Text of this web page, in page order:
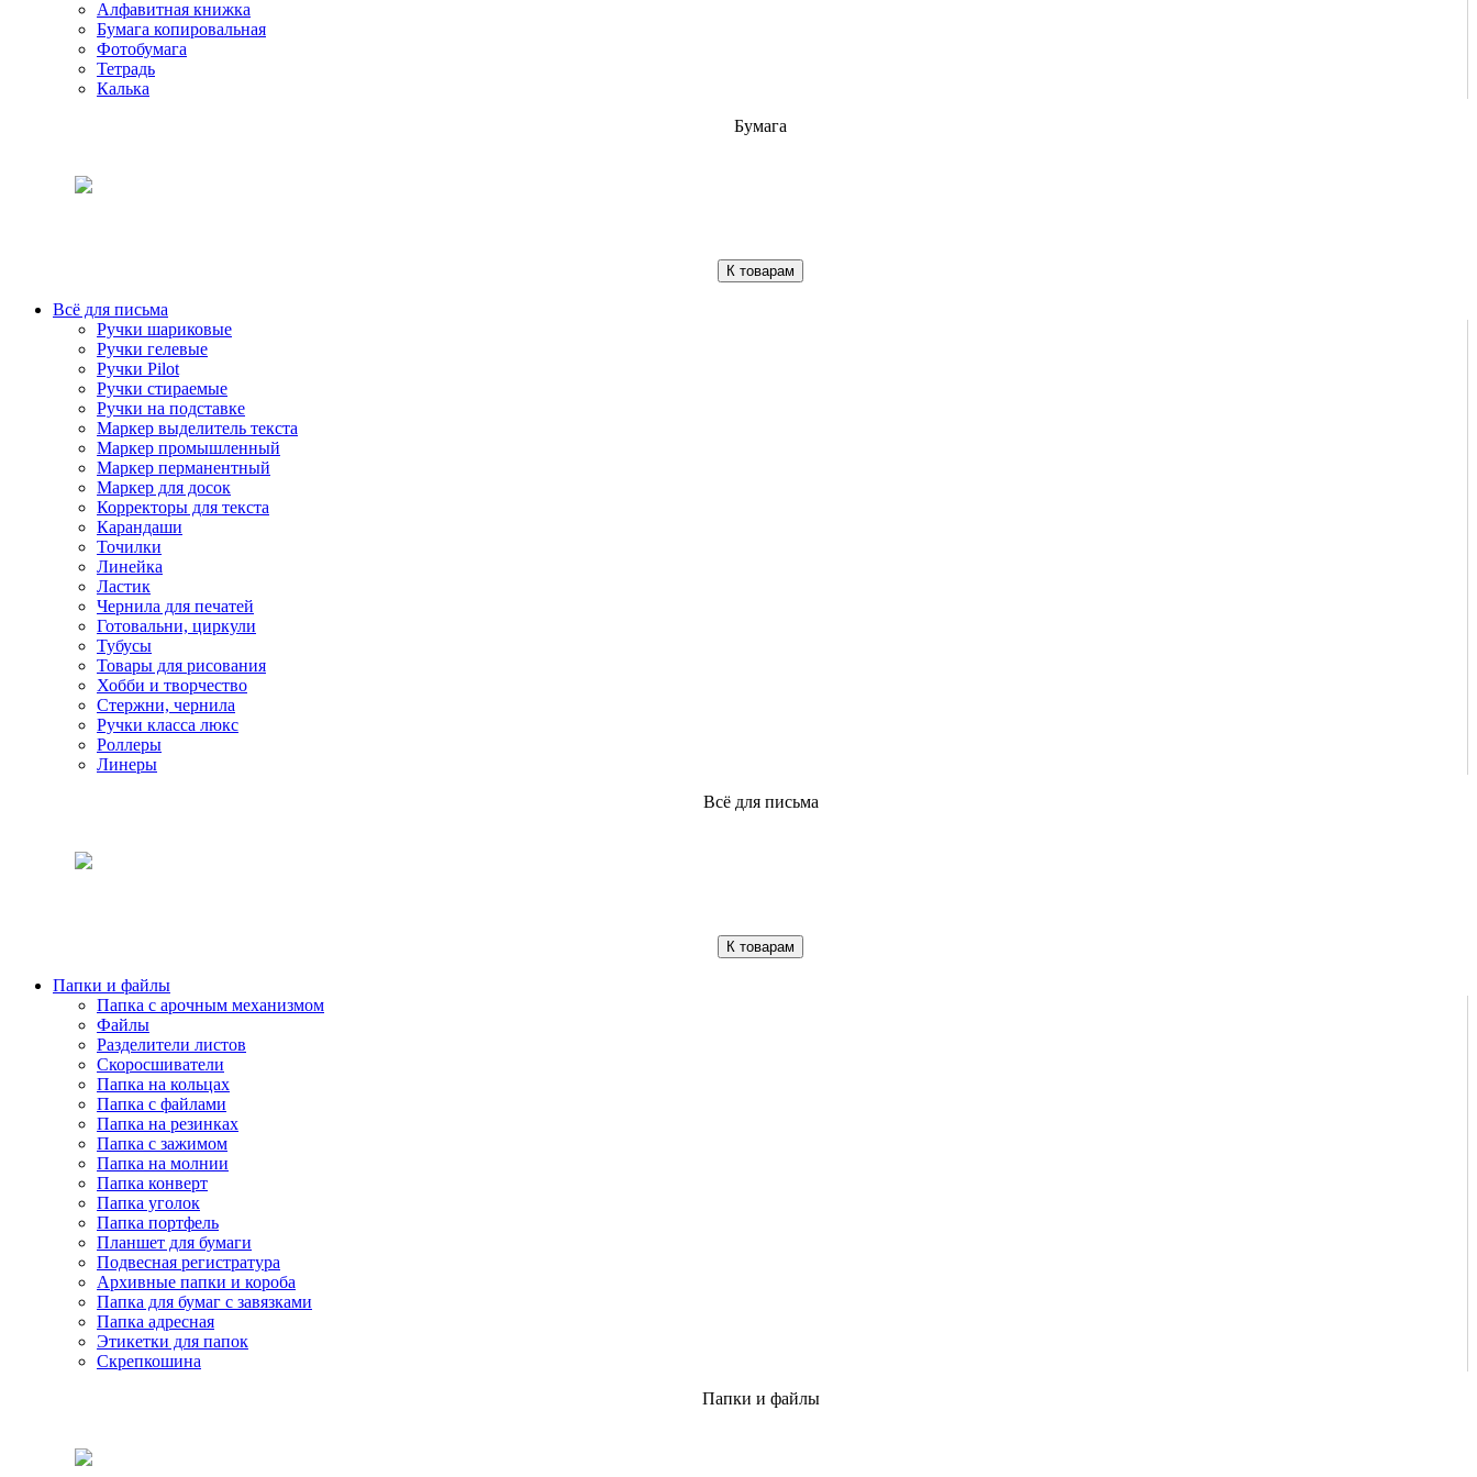
Алфавитная книжка
Бумага копировальная
Фотобумага
Тетрадь
Калька
Бумага
К товарам
Всё для письма
Ручки шариковые
Ручки гелевые
Ручки Pilot
Ручки стираемые
Ручки на подставке
Маркер выделитель текста
Маркер промышленный
Маркер перманентный
Маркер для досок
Корректоры для текста
Карандаши
Точилки
Линейка
Ластик
Чернила для печатей
Готовальни, циркули
Тубусы
Товары для рисования
Хобби и творчество
Стержни, чернила
Ручки класса люкс
Роллеры
Линеры
Всё для письма
К товарам
Папки и файлы
Папка с арочным механизмом
Файлы
Разделители листов
Скоросшиватели
Папка на кольцах
Папка с файлами
Папка на резинках
Папка с зажимом
Папка на молнии
Папка конверт
Папка уголок
Папка портфель
Планшет для бумаги
Подвесная регистратура
Архивные папки и короба
Папка для бумаг с завязками
Папка адресная
Этикетки для папок
Скрепкошина
Папки и файлы